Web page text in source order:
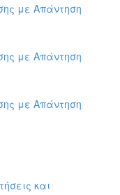
με Απάντηση
με Απάντηση
με Απάντηση
και